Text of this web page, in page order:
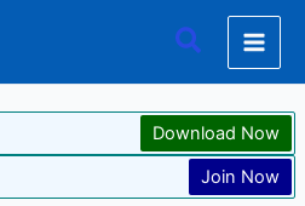
Search
Download Now
Join Now